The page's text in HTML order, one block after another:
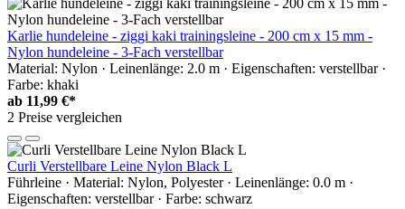
Karlie hundeleine - ziggi kaki trainingsleine - 200 cm x 15 mm -
Nylon hundeleine - 3-Fach verstellbar
Material: Nylon · Leinenlänge: 2.0 m · Eigenschaften: verstellbar ·
Farbe: khaki
ab 11,99 €*
2 Preise vergleichen
Curli Verstellbare Leine Nylon Black L
Führleine · Material: Nylon, Polyester · Leinenlänge: 0.0 m ·
Eigenschaften: verstellbar · Farbe: schwarz